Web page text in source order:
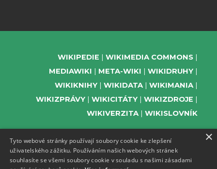
WIKIPEDIE
WIKIMEDIA COMMONS
MEDIAWIKI
META-WIKI
WIKIDRUHY
WIKIKNIHY
WIKIDATA
WIKIMANIA
WIKIZPRÁVY
WIKICITÁTY
WIKIZDROJE
WIKIVERZITA
WIKISLOVNÍK
PODPOŘTE NÁS
×
Tyto webové stránky používají soubory cookie ke zlepšení
uživatelského zážitku. Používáním našich webových stránek
souhlasíte se všemi soubory cookie v souladu s našimi zásadami